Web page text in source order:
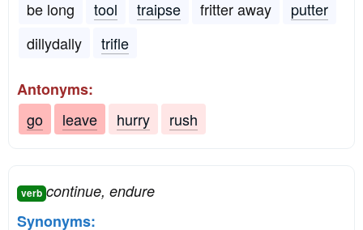
be long
tool traipse fritter away
putter
dillydally
trifle
Antonyms:
go
leave hurry rush
verb continue, endure
Synonyms: